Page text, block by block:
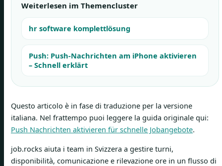
Weiterlesen im Themencluster
hr software komplettlösung
Push: Push-Nachrichten am iPhone aktivieren
– Schnell erklärt
Questo articolo è in fase di traduzione per la versione
italiana. Nel frattempo puoi leggere la guida originale qui:
Push Nachrichten aktivieren für schnelle Jobangebote.
job.rocks aiuta i team in Svizzera a gestire turni,
disponibilità, comunicazione e rilevazione ore in un flusso di